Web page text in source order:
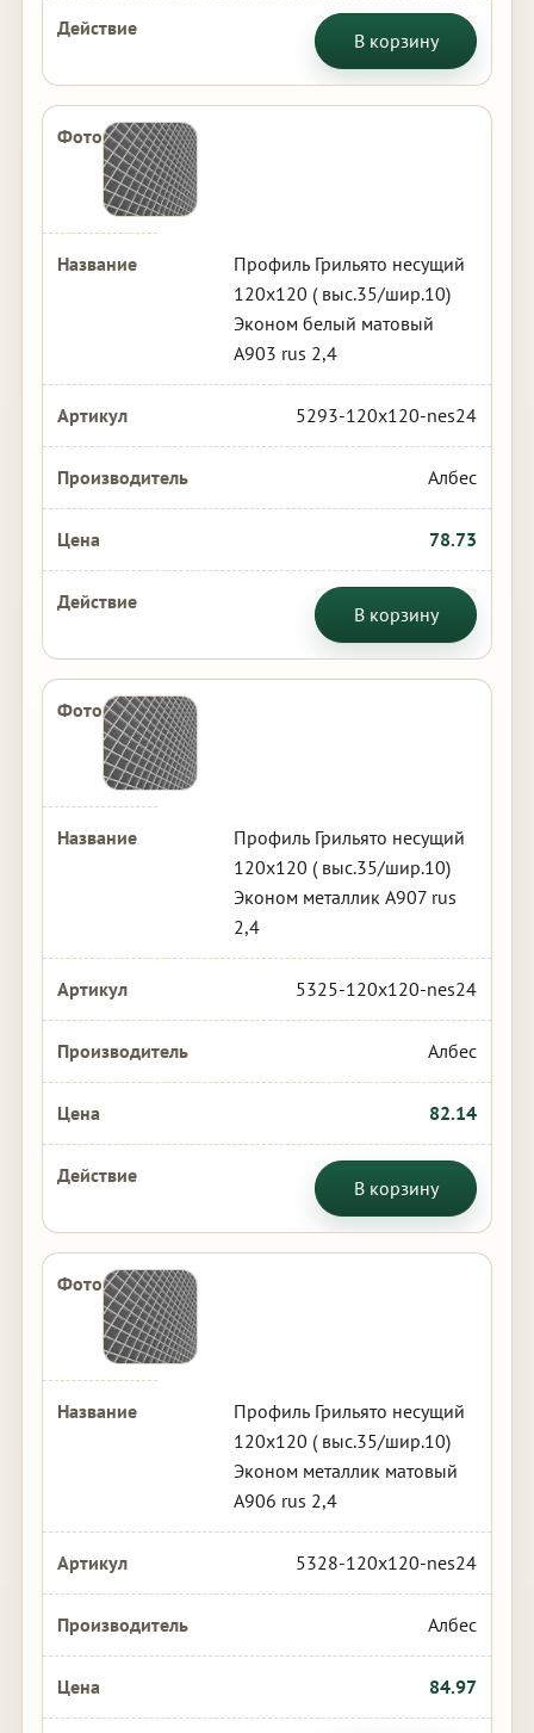
В корзину
Профиль Грильято несущий
120х120 ( выс.35/шир.10)
Эконом белый матовый
А903 rus 2,4
5293-120x120-nes24
Албес
78.73
В корзину
Профиль Грильято несущий
120х120 ( выс.35/шир.10)
Эконом металлик А907 rus
2,4
5325-120x120-nes24
Албес
82.14
В корзину
Профиль Грильято несущий
120х120 ( выс.35/шир.10)
Эконом металлик матовый
А906 rus 2,4
5328-120x120-nes24
Албес
84.97